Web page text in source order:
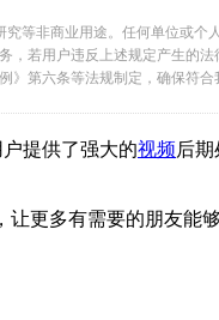
等非商业用途。任何单位或
若用户违反上述规定产生
第六条等法规制定，确保符合
提供了强大的视频后期
多有需要的朋友能够